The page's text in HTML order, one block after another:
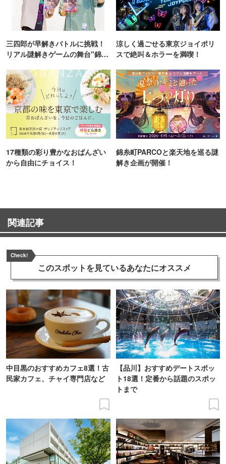
三四郎が早解きバトルに挑戦！
リアル謎解きゲームの舞台"錦糸
涼しく過ごせる東京ジョイポリ
スで絶叫＆ホラーを満喫！
17種類の彩り豊かなおばんざい
から自由にチョイス！
錦糸町PARCOと楽天地を巡る謎
解き企画が開催！
関連記事
Check!
このスポットを見ているあなたにオススメ
中目黒のおすすめカフェ8選！古
民家カフェ、チャイ専門店など
【品川】おすすめデートスポッ
ト18選！定番から話題のスポッ
トまで